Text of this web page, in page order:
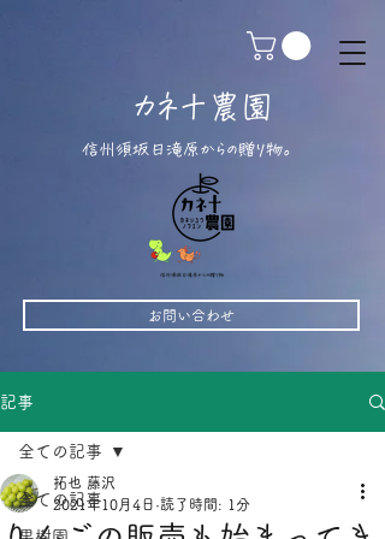
カネ十農園
信州須坂日滝原からの贈り物。
お問い合わせ
記事
全ての記事
全ての記事
拓也 藤沢
2021年10月4日 読了時間: 1分